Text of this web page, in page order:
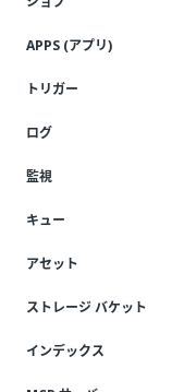
APPS (アプリ)
トリガー
ログ
監視
キュー
アセット
ストレージ バケット
インデックス